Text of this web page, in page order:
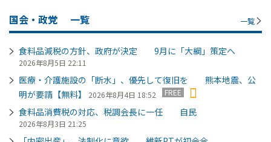
国会・政党 一覧 一覧
食料品減税の方針、政府が決定 9月に「大綱」策定へ
2026年8月5日 22:11
医療・介護施設の「断水」、優先して復旧を 熊本地震、公
明が要請【無料】
2026年8月4日 18:52 FREE
食料品消費税の対応、税調会長に一任 自民
2026年8月3日 21:25